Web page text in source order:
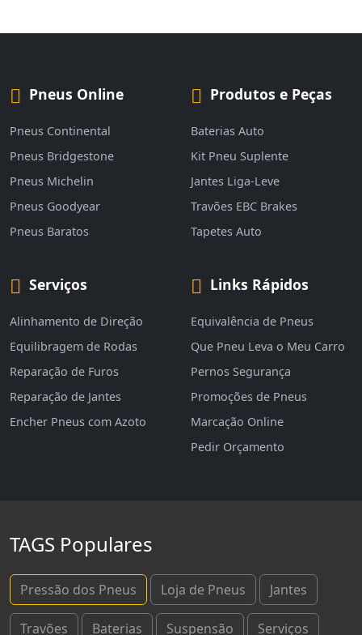
Pneus Online
Pneus Continental
Pneus Bridgestone
Pneus Michelin
Pneus Goodyear
Pneus Baratos
Produtos e Peças
Baterias Auto
Kit Pneu Suplente
Jantes Liga-Leve
Travões EBC Brakes
Tapetes Auto
Serviços
Alinhamento de Direção
Equilibragem de Rodas
Reparação de Furos
Reparação de Jantes
Encher Pneus com Azoto
Links Rápidos
Equivalência de Pneus
Que Pneu Leva o Meu Carro
Pernos Segurança
Promoções de Pneus
Marcação Online
Pedir Orçamento
TAGS Populares
Pressão dos Pneus Loja de Pneus Jantes
Travões Baterias Suspensão Serviços